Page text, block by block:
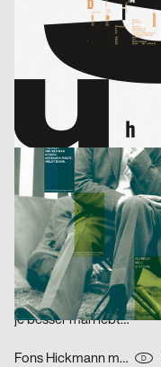
cyan (Daniela Haufe + Detlef Fiedler) D
better days
blotto design
lmn
Marion Blomeyer D
Gedächtnisbilder
HardCase Design
Paradies No. 5
Franz Scholz D
je besser man lebt…
Fons Hickmann m23 D